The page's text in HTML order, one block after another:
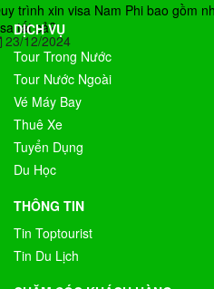
trình xin visa Nam Phi bao gồm
tất cả?
23/12/2024
DỊCH VỤ
Tour Trong Nước
Tour Nước Ngoài
Vé Máy Bay
Thuê Xe
Tuyển Dụng
Du Học
THÔNG TIN
Tin Toptourist
Tin Du Lịch